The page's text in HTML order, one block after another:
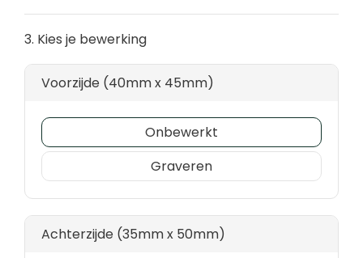
3. Kies je bewerking
Voorzijde (40mm x 45mm)
Onbewerkt
Graveren
Achterzijde (35mm x 50mm)